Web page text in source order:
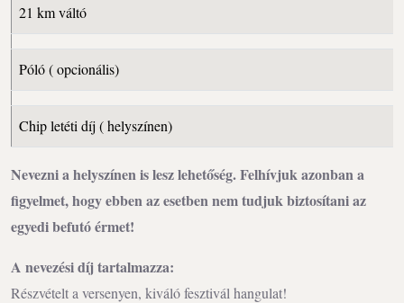
21 km váltó
Póló ( opcionális)
Chip letéti díj ( helyszínen)
Nevezni a helyszínen is lesz lehetőség. Felhívjuk azonban a
figyelmet, hogy ebben az esetben nem tudjuk biztosítani az
egyedi befutó érmet!
A nevezési díj tartalmazza:
Részvételt a versenyen, kiváló fesztivál hangulat!